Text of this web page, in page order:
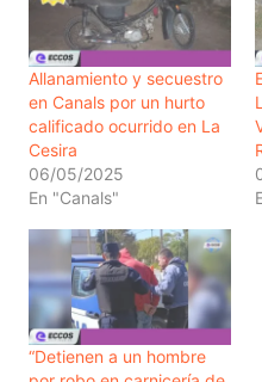
Allanamiento y secuestro
en Canals por un hurto
calificado ocurrido en La
Cesira
06/05/2025
En "Canals"
“Detienen a un hombre